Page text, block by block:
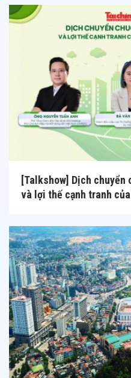
[Talkshow] Dịch chuyển
và lợi thế cạnh tranh